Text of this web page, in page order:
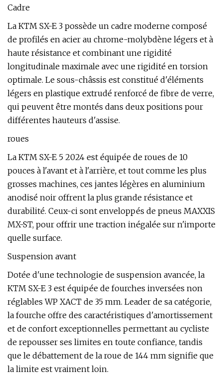
Cadre
La KTM SX-E 3 possède un cadre moderne composé
de profilés en acier au chrome-molybdène légers et à
haute résistance et combinant une rigidité
longitudinale maximale avec une rigidité en torsion
optimale. Le sous-châssis est constitué d'éléments
légers en plastique extrudé renforcé de fibre de verre,
qui peuvent être montés dans deux positions pour
différentes hauteurs d'assise.
roues
La KTM SX-E 5 2024 est équipée de roues de 10
pouces à l'avant et à l'arrière, et tout comme les plus
grosses machines, ces jantes légères en aluminium
anodisé noir offrent la plus grande résistance et
durabilité. Ceux-ci sont enveloppés de pneus MAXXIS
MX-ST, pour offrir une traction inégalée sur n'importe
quelle surface.
Suspension avant
Dotée d'une technologie de suspension avancée, la
KTM SX-E 3 est équipée de fourches inversées non
réglables WP XACT de 35 mm. Leader de sa catégorie,
la fourche offre des caractéristiques d'amortissement
et de confort exceptionnelles permettant au cycliste
de repousser ses limites en toute confiance, tandis
que le débattement de la roue de 144 mm signifie que
la limite est vraiment loin.